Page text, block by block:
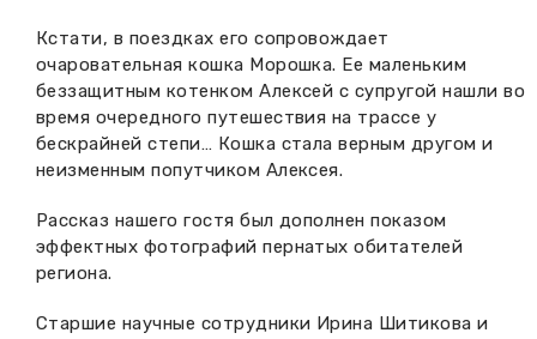
Прейскурант
Фонды и коллекции
Профессиональные мероприятия
Кстати, в поездках его сопровождает
очаровательная кошка Морошка. Ее маленьким
беззащитным котенком Алексей с супругой нашли во
время очередного путешествия на трассе у
бескрайней степи… Кошка стала верным другом и
неизменным попутчиком Алексея.
Рассказ нашего гостя был дополнен показом
эффектных фотографий пернатых обитателей
региона.
Старшие научные сотрудники Ирина Шитикова и